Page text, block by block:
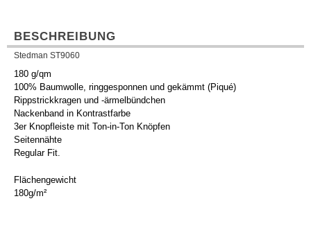
BESCHREIBUNG
Stedman ST9060
180 g/qm
100% Baumwolle, ringgesponnen und gekämmt (Piqué)
Rippstrickkragen und -ärmelbündchen
Nackenband in Kontrastfarbe
3er Knopfleiste mit Ton-in-Ton Knöpfen
Seitennähte
Regular Fit.
Flächengewicht
180g/m²